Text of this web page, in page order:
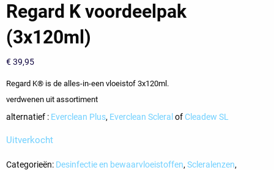
Regard K voordeelpak
(3x120ml)
€39,95
Regard K® is de alles-in-een vloeistof 3x120ml.
verdwenen uit assortiment
alternatief : Everclean Plus, Everclean Scleral ofCleadew SL
Uitverkocht
Categorieën: Desinfectie en bewaarvloeistoffen, Scleralenzen,